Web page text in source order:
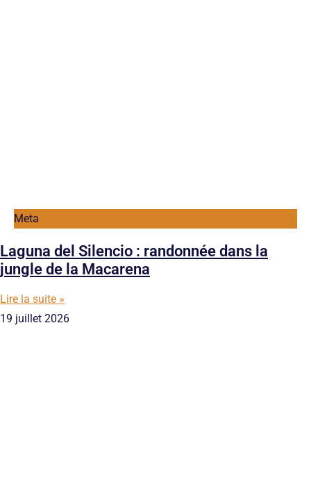
Meta
Laguna del Silencio : randonnée dans la
jungle de la Macarena
Lire la suite »
19 juillet 2026